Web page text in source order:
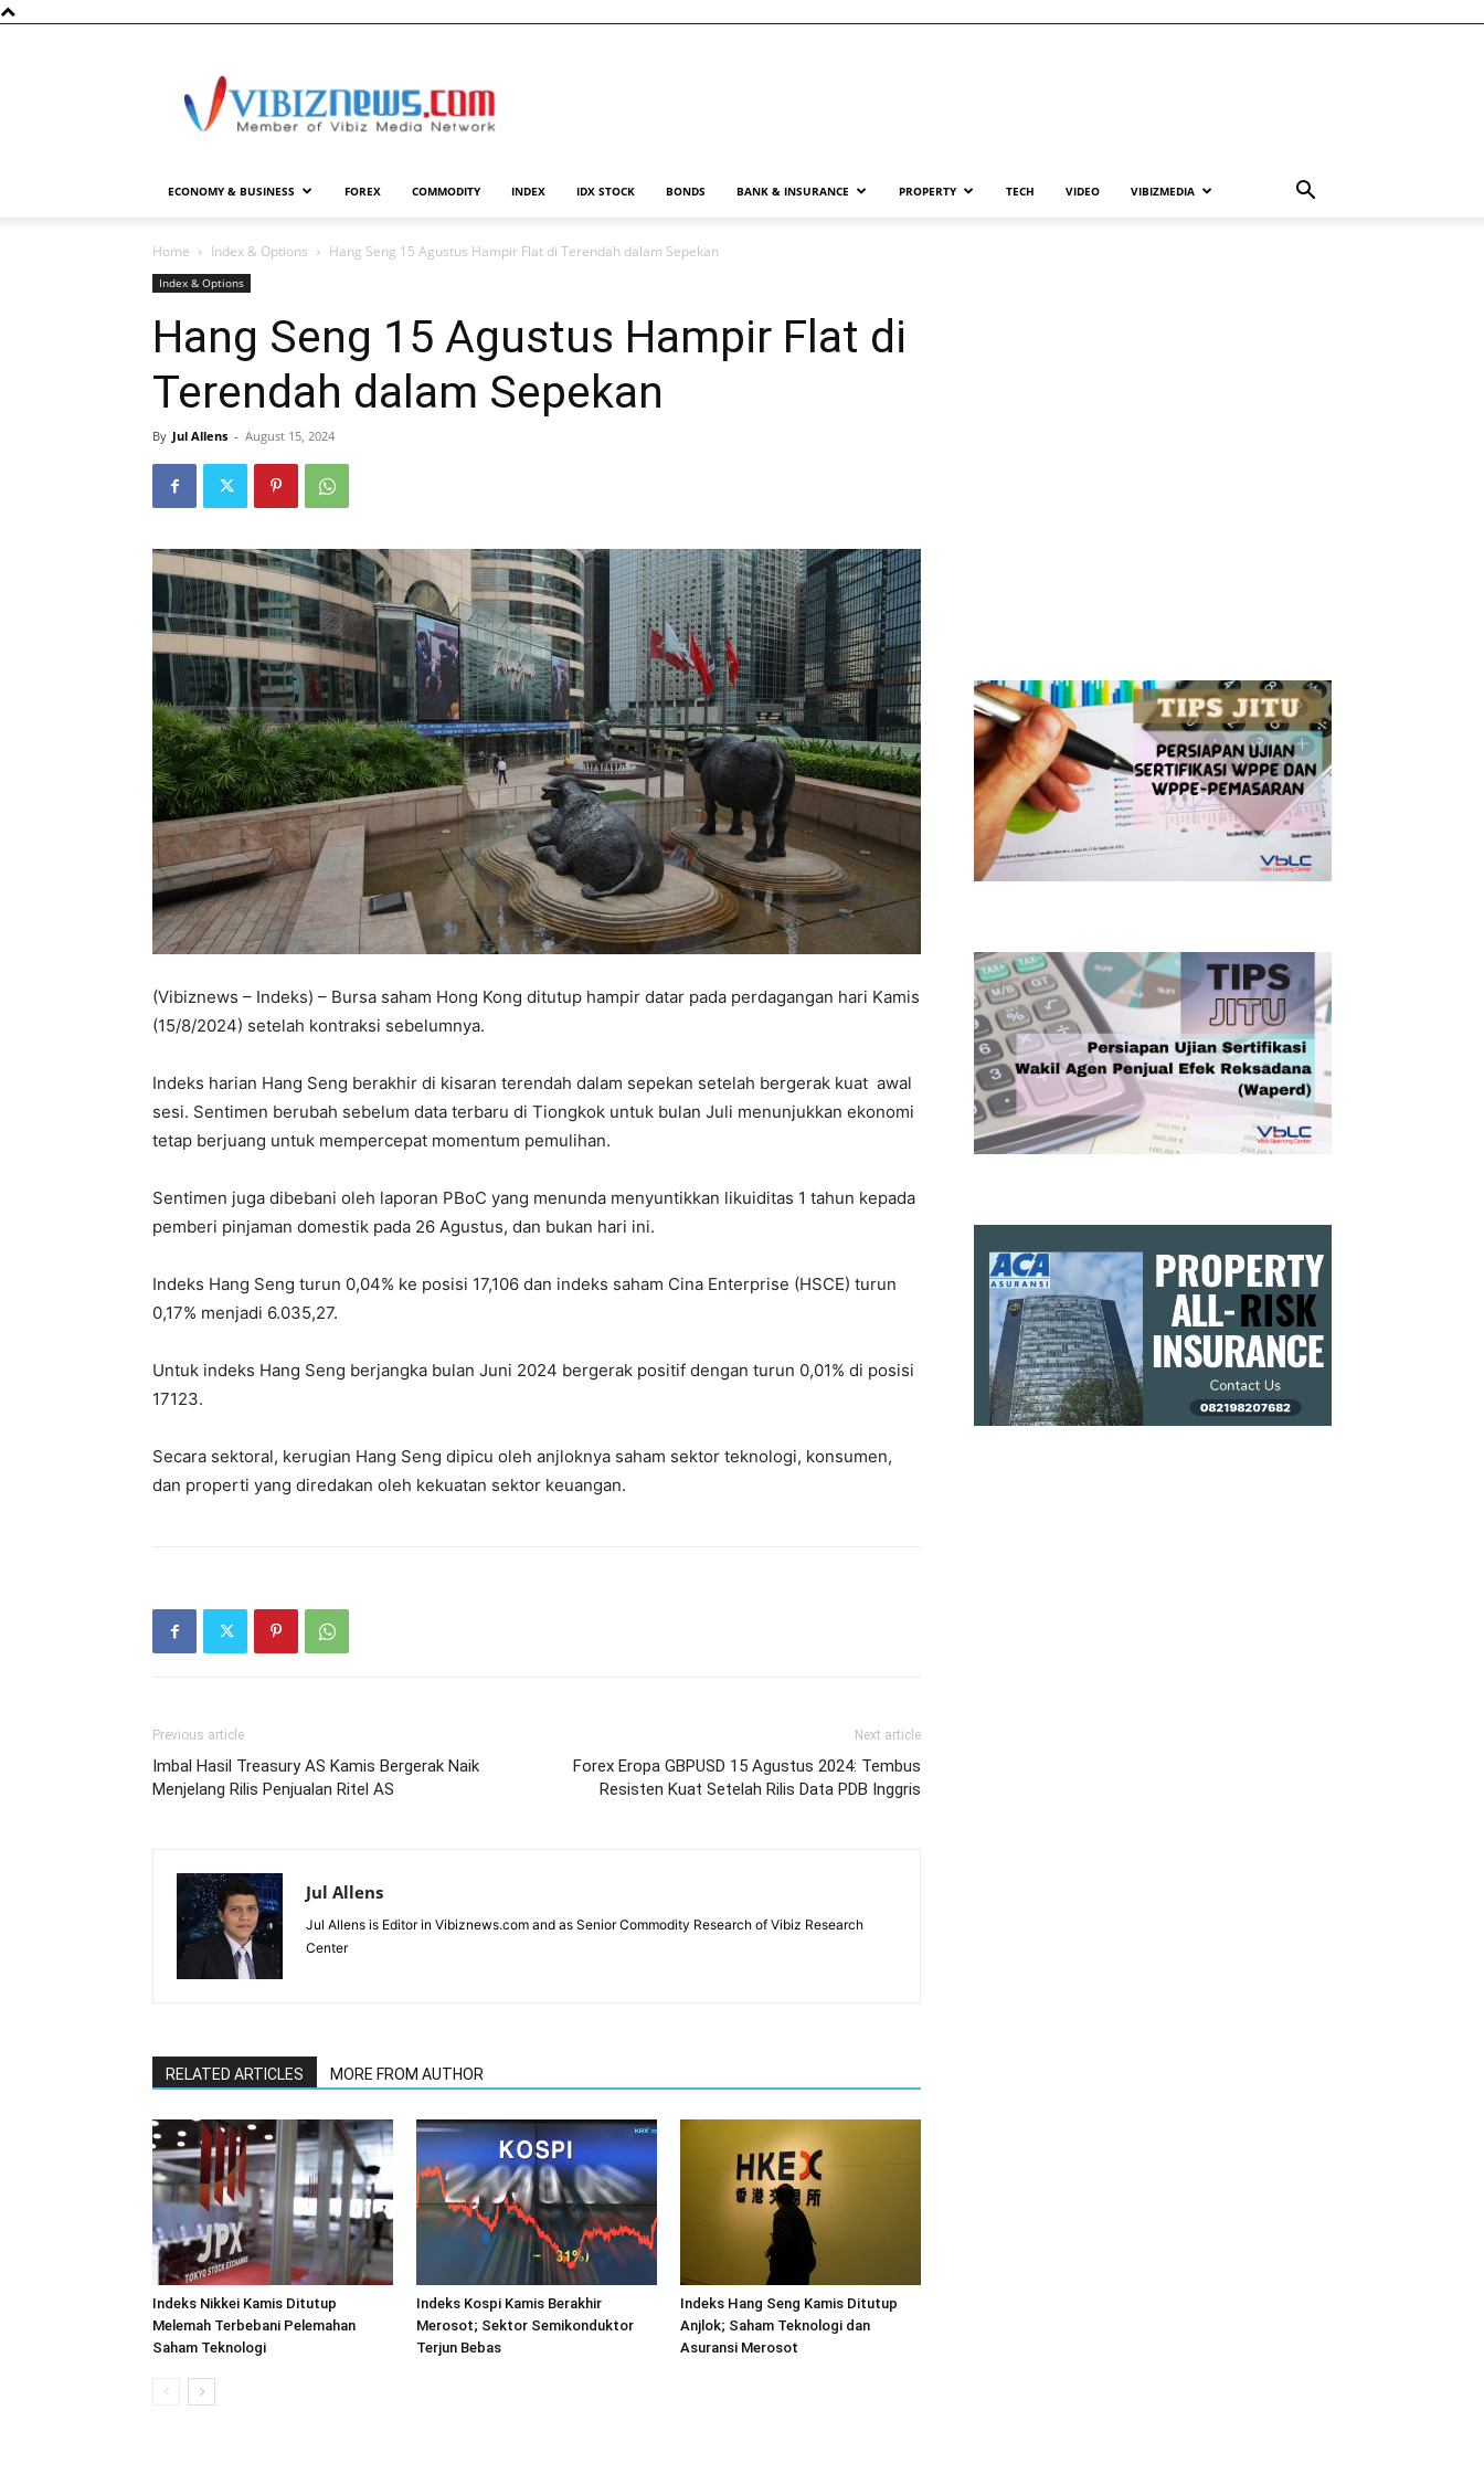
ECONOMY & BUSINESS FOREX COMMODITY INDEX IDX STOCK BONDS BANK & INSURANCE PROPERTY TECH VIDEO VIBIZMEDIA
Home Index & Options Hang Seng 15 Agustus Hampir Flat di Terendah dalam Sepekan
Index & Options
Hang Seng 15 Agustus Hampir Flat di
Terendah dalam Sepekan
By Jul Allens - August 15, 2024
(Vibiznews – Indeks) – Bursa saham Hong Kong ditutup hampir datar pada perdagangan hari Kamis
(15/8/2024) setelah kontraksi sebelumnya.
Indeks harian Hang Seng berakhir di kisaran terendah dalam sepekan setelah bergerak kuat awal
sesi. Sentimen berubah sebelum data terbaru di Tiongkok untuk bulan Juli menunjukkan ekonomi
tetap berjuang untuk mempercepat momentum pemulihan.
Sentimen juga dibebani oleh laporan PBoC yang menunda menyuntikkan likuiditas 1 tahun kepada
pemberi pinjaman domestik pada 26 Agustus, dan bukan hari ini.
Indeks Hang Seng turun 0,04% ke posisi 17,106 dan indeks saham Cina Enterprise (HSCE) turun
0,17% menjadi 6.035,27.
Untuk indeks Hang Seng berjangka bulan Juni 2024 bergerak positif dengan turun 0,01% di posisi
17123.
Secara sektoral, kerugian Hang Seng dipicu oleh anjloknya saham sektor teknologi, konsumen,
dan properti yang diredakan oleh kekuatan sektor keuangan.
Previous article
Imbal Hasil Treasury AS Kamis Bergerak Naik
Menjelang Rilis Penjualan Ritel AS
Next article
Forex Eropa GBPUSD 15 Agustus 2024: Tembus
Resisten Kuat Setelah Rilis Data PDB Inggris
Jul Allens
Jul Allens is Editor in Vibiznews.com and as Senior Commodity Research of Vibiz Research
Center
RELATED ARTICLES MORE FROM AUTHOR
Indeks Nikkei Kamis Ditutup
Melemah Terbebani Pelemahan
Saham Teknologi
Indeks Kospi Kamis Berakhir
Merosot; Sektor Semikonduktor
Terjun Bebas
Indeks Hang Seng Kamis Ditutup
Anjlok; Saham Teknologi dan
Asuransi Merosot